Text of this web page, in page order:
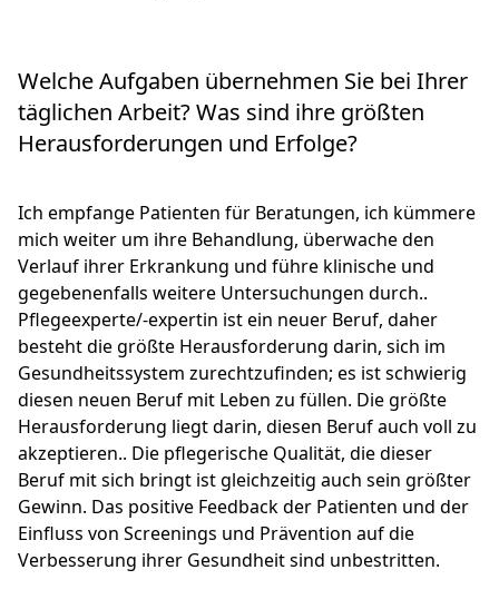
Welche Aufgaben übernehmen Sie bei Ihrer
täglichen Arbeit? Was sind ihre größten
Herausforderungen und Erfolge?
Ich empfange Patienten für Beratungen, ich kümmere
mich weiter um ihre Behandlung, überwache den
Verlauf ihrer Erkrankung und führe klinische und
gegebenenfalls weitere Untersuchungen durch..
Pflegeexperte/-expertin ist ein neuer Beruf, daher
besteht die größte Herausforderung darin, sich im
Gesundheitssystem zurechtzufinden; es ist schwierig
diesen neuen Beruf mit Leben zu füllen. Die größte
Herausforderung liegt darin, diesen Beruf auch voll zu
akzeptieren.. Die pflegerische Qualität, die dieser
Beruf mit sich bringt ist gleichzeitig auch sein größter
Gewinn. Das positive Feedback der Patienten und der
Einfluss von Screenings und Prävention auf die
Verbesserung ihrer Gesundheit sind unbestritten.